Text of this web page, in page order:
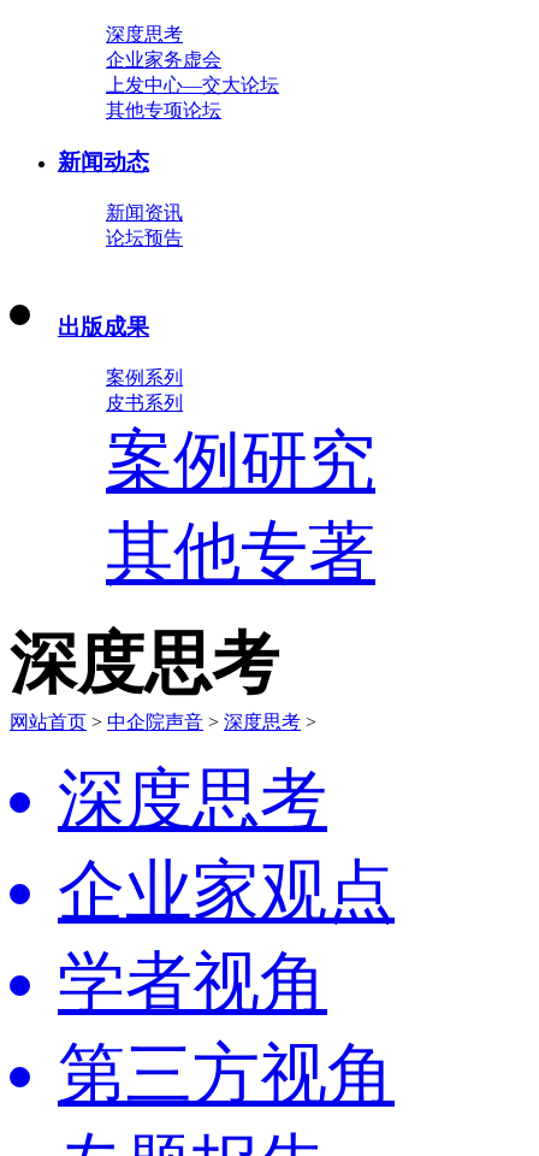
深度思考
企业家务虚会
上发中心—交大论坛
其他专项论坛
新闻动态
新闻资讯
论坛预告
出版成果
案例系列
皮书系列
案例研究
其他专著
深度思考
网站首页 > 中企院声音 > 深度思考 >
深度思考
企业家观点
学者视角
第三方视角